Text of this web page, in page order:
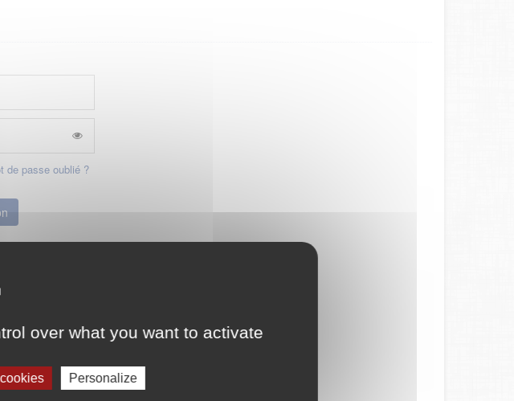
over what you want to activate
Personalize
de passe oublié ?